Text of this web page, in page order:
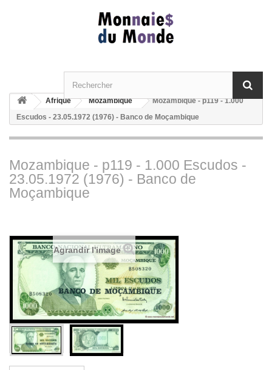
Afrique Mozambique
Mozambique - p119 - 1.000
Escudos - 23.05.1972 (1976) - Banco de Moçambique
Mozambique - p119 - 1.000 Escudos -
23.05.1972 (1976) - Banco de
Moçambique
Agrandir l'image